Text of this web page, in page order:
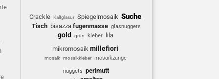
Crackle Kaltglasur Spiegelmosaik Suche
Tisch bisazza fugenmasse glasnuggets
gold grün kleber
lila
mikromosaik millefiori
mosaik mosaikkleber mosaikzange
nuggets perlmutt